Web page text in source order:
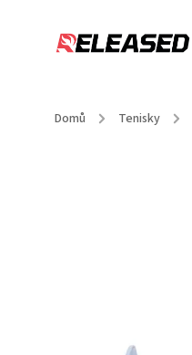
Domů / Tenisky /